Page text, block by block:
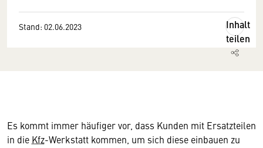
Stand: 02.06.2023
Inhalt
teilen
Es kommt immer häufiger vor, dass Kunden mit Ersatzteilen
in die Kfz-Werkstatt kommen, um sich diese einbauen zu